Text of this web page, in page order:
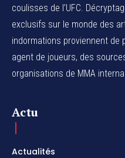
coulisses de l’UFC.
exclusifs sur le monde des
indormations proviennent de
agent de joueurs, des
organisations de MMA
Actu
Actualités